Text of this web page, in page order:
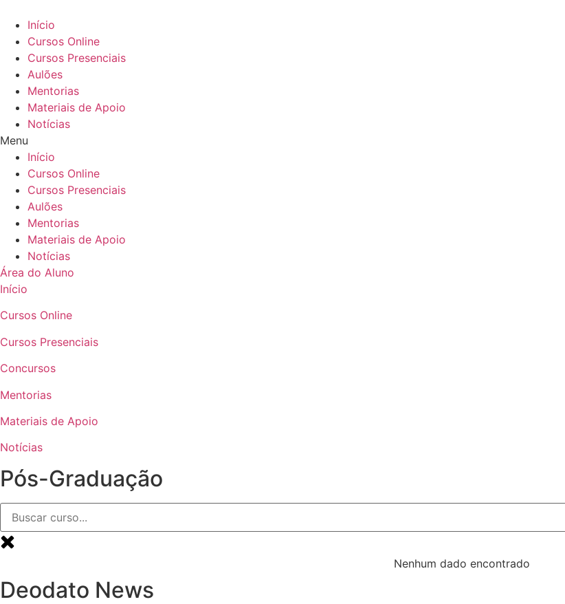
para
conteúdo
Início
Cursos Online
Cursos Presenciais
Aulões
Mentorias
Materiais de Apoio
Notícias
Menu
Início
Cursos Online
Cursos Presenciais
Aulões
Mentorias
Materiais de Apoio
Notícias
Área do Aluno
Início
Cursos Online
Cursos Presenciais
Concursos
Mentorias
Materiais de Apoio
Notícias
Pós-Graduação
Nenhum dado encontrado
Deodato News